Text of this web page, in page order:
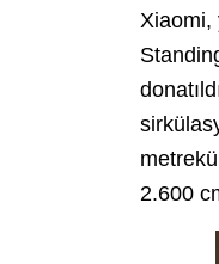
Xiaomi,
2.600